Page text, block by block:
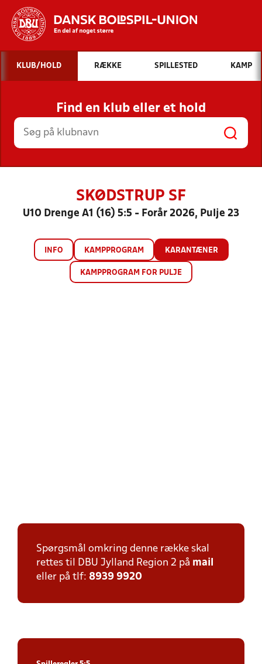
Hvad vil du søge efter?
INDHOLD OG NYHEDER
STILLINGER, RESULTATER, KLUBBER OG
HOLD
KLUB/HOLD RÆKKE SPILLESTED KAMP
Find en klub eller et hold
SKØDSTRUP SF
U10 Drenge A1 (16) 5:5 - Forår 2026, Pulje 23
INFO KAMPPROGRAM KARANTÆNER
KAMPPROGRAM FOR PULJE
Spørgsmål omkring denne række skal
rettes til DBU Jylland Region 2 på mail
eller på tlf: 8939 9920